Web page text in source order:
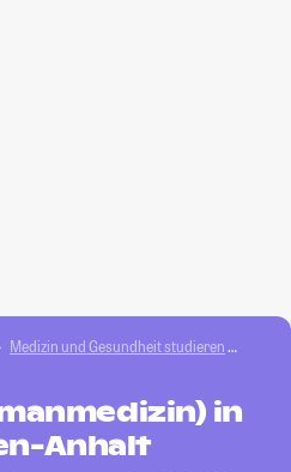
Medizin und Gesundheit studieren
in
Anhalt